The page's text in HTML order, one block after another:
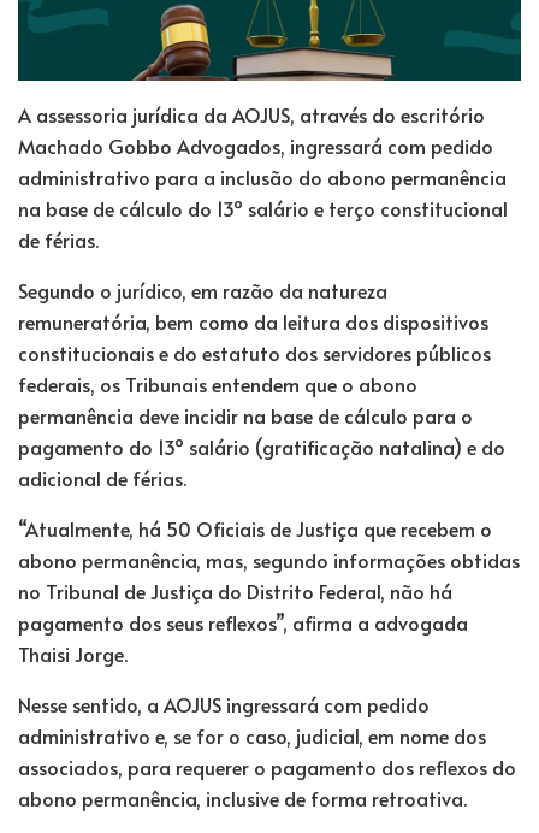
A assessoria jurídica da AOJUS, através do escritório
Machado Gobbo Advogados, ingressará com pedido
administrativo para a inclusão do abono permanência
na base de cálculo do 13º salário e terço constitucional
de férias.
Segundo o jurídico, em razão da natureza
remuneratória, bem como da leitura dos dispositivos
constitucionais e do estatuto dos servidores públicos
federais, os Tribunais entendem que o abono
permanência deve incidir na base de cálculo para o
pagamento do 13º salário (gratificação natalina) e do
adicional de férias.
“Atualmente, há 50 Oficiais de Justiça que recebem o
abono permanência, mas, segundo informações obtidas
no Tribunal de Justiça do Distrito Federal, não há
pagamento dos seus reflexos”, afirma a advogada
Thaisi Jorge.
Nesse sentido, a AOJUS ingressará com pedido
administrativo e, se for o caso, judicial, em nome dos
associados, para requerer o pagamento dos reflexos do
abono permanência, inclusive de forma retroativa.